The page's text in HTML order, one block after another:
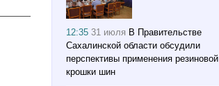
12:3531 июля В Правительстве
Сахалинской области обсудили
перспективы применения резиновой
крошки шин